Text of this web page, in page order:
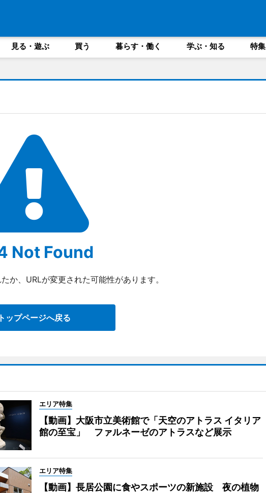
見る・遊ぶ 買う 暮らす・働く 学ぶ・知る 特集
Not Found
か、URLが変更された可能性があります。
ップページへ戻る
エリア特集
【動画】大阪市立美術館で「天空のアトラス イタリア
館の至宝」 ファルネーゼのアトラスなど展示
エリア特集
【動画】長居公園に食やスポーツの新施設 夜の植物